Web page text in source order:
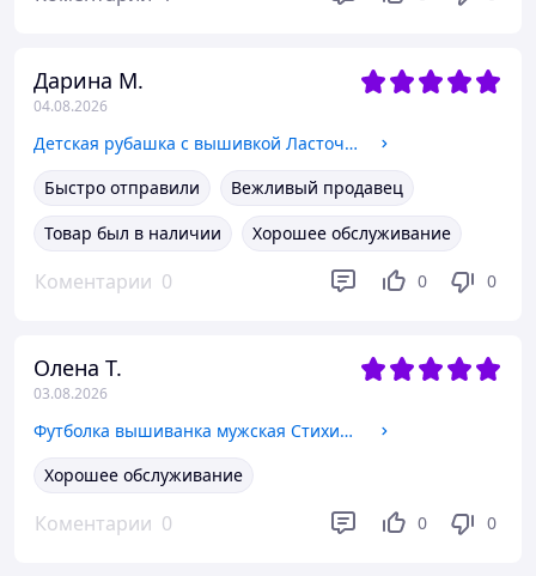
Дарина М.
04.08.2026
Детская рубашка с вышивкой Ласточка белая, рубашка вышитая, рубашка вышиванка 152
Быстро отправили
Вежливый продавец
Товар был в наличии
Хорошее обслуживание
Коментарии 0 0 0
Олена Т.
03.08.2026
Футболка вышиванка мужская Стихия белая серыми нитями, футболка с вышивкой мужская белая, футболка вышиванка трикотажная XXXL
Хорошее обслуживание
Коментарии 0 0 0